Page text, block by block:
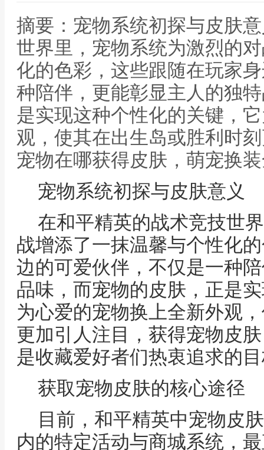
摘要：宠物系统初探与皮肤
世界里，宠物系统为激烈的
化的色彩，这些跟随在玩家
种陪伴，更能彰显主人的独
是实现这种个性化的关键，
观，使其在出生岛或胜利时
宠物在哪获得皮肤，萌宠换
宠物系统初探与皮肤意义
在和平精英的战术竞技世
战增添了一抹温馨与个性化
边的可爱伙伴，不仅是一种
品味，而宠物的皮肤，正是
为心爱的宠物换上全新外观
更加引人注目，获得宠物皮
是收藏爱好者们热衷追求的
获取宠物皮肤的核心途径
目前，和平精英中宠物皮
内的特定活动与商城系统，